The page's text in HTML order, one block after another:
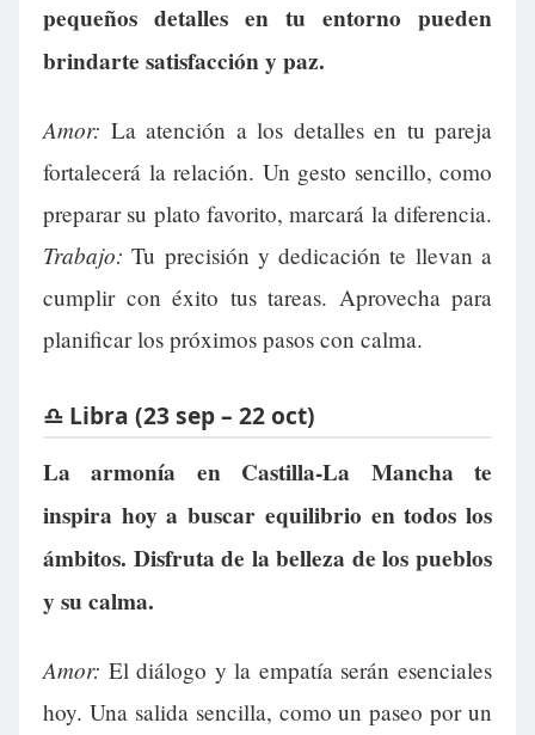
pequeños detalles en tu entorno pueden
brindarte satisfacción y paz.
Amor: La atención a los detalles en tu pareja
fortalecerá la relación. Un gesto sencillo, como
preparar su plato favorito, marcará la diferencia.
Trabajo: Tu precisión y dedicación te llevan a
cumplir con éxito tus tareas. Aprovecha para
planificar los próximos pasos con calma.
♎ Libra (23 sep – 22 oct)
La armonía en Castilla-La Mancha te
inspira hoy a buscar equilibrio en todos los
ámbitos. Disfruta de la belleza de los pueblos
y su calma.
Amor: El diálogo y la empatía serán esenciales
hoy. Una salida sencilla, como un paseo por un